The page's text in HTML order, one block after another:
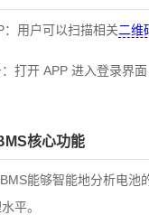
：用户可以扫描相关二维
打开 APP 进入登录界
核心功能
能够智能地分析电池
平。